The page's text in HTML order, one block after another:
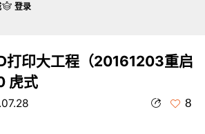
打印大工程（20161203重启
虎式
8
登录